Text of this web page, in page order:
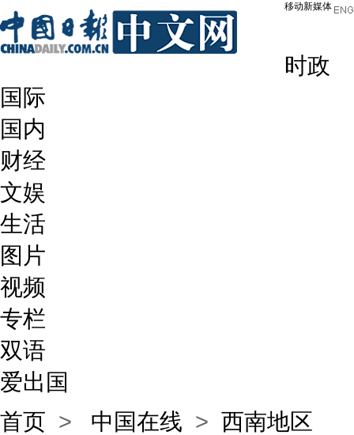
移动新媒体
时政
国际
国内
财经
文娱
生活
图片
视频
专栏
双语
爱出国
首页 > 中国在线 > 西南地区